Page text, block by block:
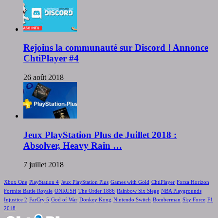
Rejoins la communauté sur Discord ! Annonce
ChtiPlayer #4
26 août 2018
Jeux PlayStation Plus de Juillet 2018 :
Absolver, Heavy Rain …
7 juillet 2018
Xbox One PlayStation 4 Jeux PlayStation Plus Games with Gold ChtiPlayer Forza Horizon
Fortnite Battle Royale ONRUSH The Order 1886 Rainbow Six Siege NBA Playgrounds
Injustice 2 FarCry 5 God of War Donkey Kong Nintendo Switch Bomberman Sky Force F1
2018